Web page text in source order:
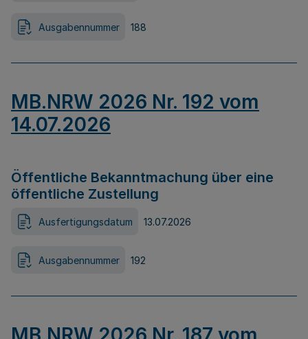
Ausgabennummer 188
MB.NRW 2026 Nr. 192 vom
14.07.2026
Öffentliche Bekanntmachung über eine
öffentliche Zustellung
Ausfertigungsdatum 13.07.2026
Ausgabennummer 192